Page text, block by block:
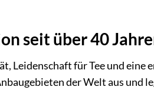
seit über 40
Leidenschaft für Tee und eine
der Welt aus und